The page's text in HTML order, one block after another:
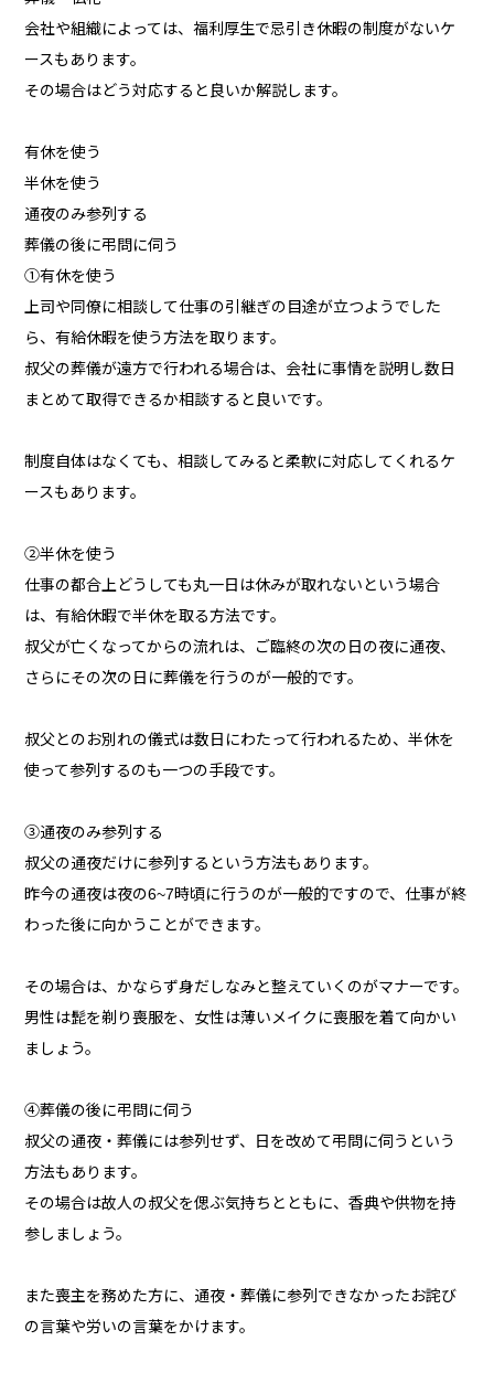
会社や組織によっては、福利厚生で忌引き休暇の制度がないケ
ースもあります。
その場合はどう対応すると良いか解説します。
有休を使う
半休を使う
通夜のみ参列する
葬儀の後に弔問に伺う
①有休を使う
上司や同僚に相談して仕事の引継ぎの目途が立つようでした
ら、有給休暇を使う方法を取ります。
叔父の葬儀が遠方で行われる場合は、会社に事情を説明し数日
まとめて取得できるか相談すると良いです。
制度自体はなくても、相談してみると柔軟に対応してくれるケ
ースもあります。
②半休を使う
仕事の都合上どうしても丸一日は休みが取れないという場合
は、有給休暇で半休を取る方法です。
叔父が亡くなってからの流れは、ご臨終の次の日の夜に通夜、
さらにその次の日に葬儀を行うのが一般的です。
叔父とのお別れの儀式は数日にわたって行われるため、半休を
使って参列するのも一つの手段です。
③通夜のみ参列する
叔父の通夜だけに参列するという方法もあります。
昨今の通夜は夜の6~7時頃に行うのが一般的ですので、仕事が終
わった後に向かうことができます。
その場合は、かならず身だしなみと整えていくのがマナーです。
男性は髭を剃り喪服を、女性は薄いメイクに喪服を着て向かい
ましょう。
④葬儀の後に弔問に伺う
叔父の通夜・葬儀には参列せず、日を改めて弔問に伺うという
方法もあります。
その場合は故人の叔父を偲ぶ気持ちとともに、香典や供物を持
参しましょう。
また喪主を務めた方に、通夜・葬儀に参列できなかったお詫び
の言葉や労いの言葉をかけます。